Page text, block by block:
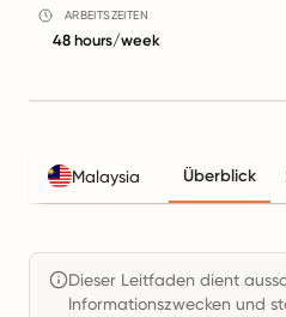
ARBEITSZEITEN
48 hours/week
Malaysia Überblick
Dieser Leitfaden dient
Informationszwecken und